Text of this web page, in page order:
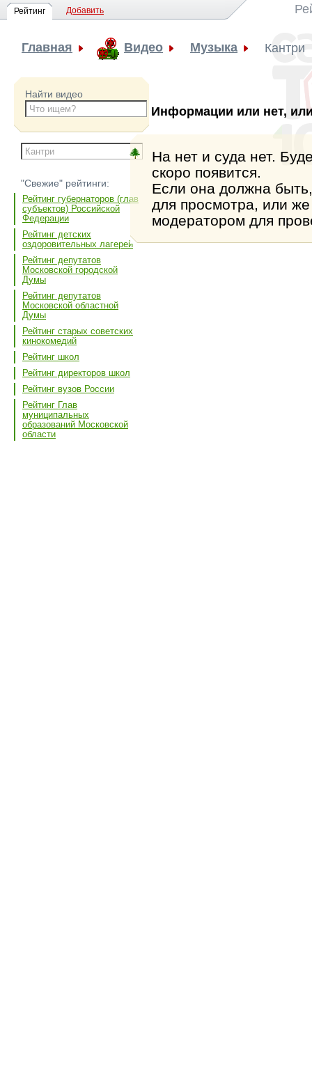
Рейтинг Добавить
Главная Видео Музыка Кантри
Найти видео
"Свежие" рейтинги:
Рейтинг губернаторов (глав
субъектов) Российской
Федерации
Рейтинг детских
оздоровительных лагерей
Рейтинг депутатов
Московской городской
Думы
Рейтинг депутатов
Московской областной
Думы
Рейтинг старых советских
кинокомедий
Рейтинг школ
Рейтинг директоров школ
Рейтинг вузов России
Рейтинг Глав
муниципальных
образований Московской
области
Информации или нет,
На нет и суда нет.
скоро появится.
Если она должна
для просмотра, или
модератором для